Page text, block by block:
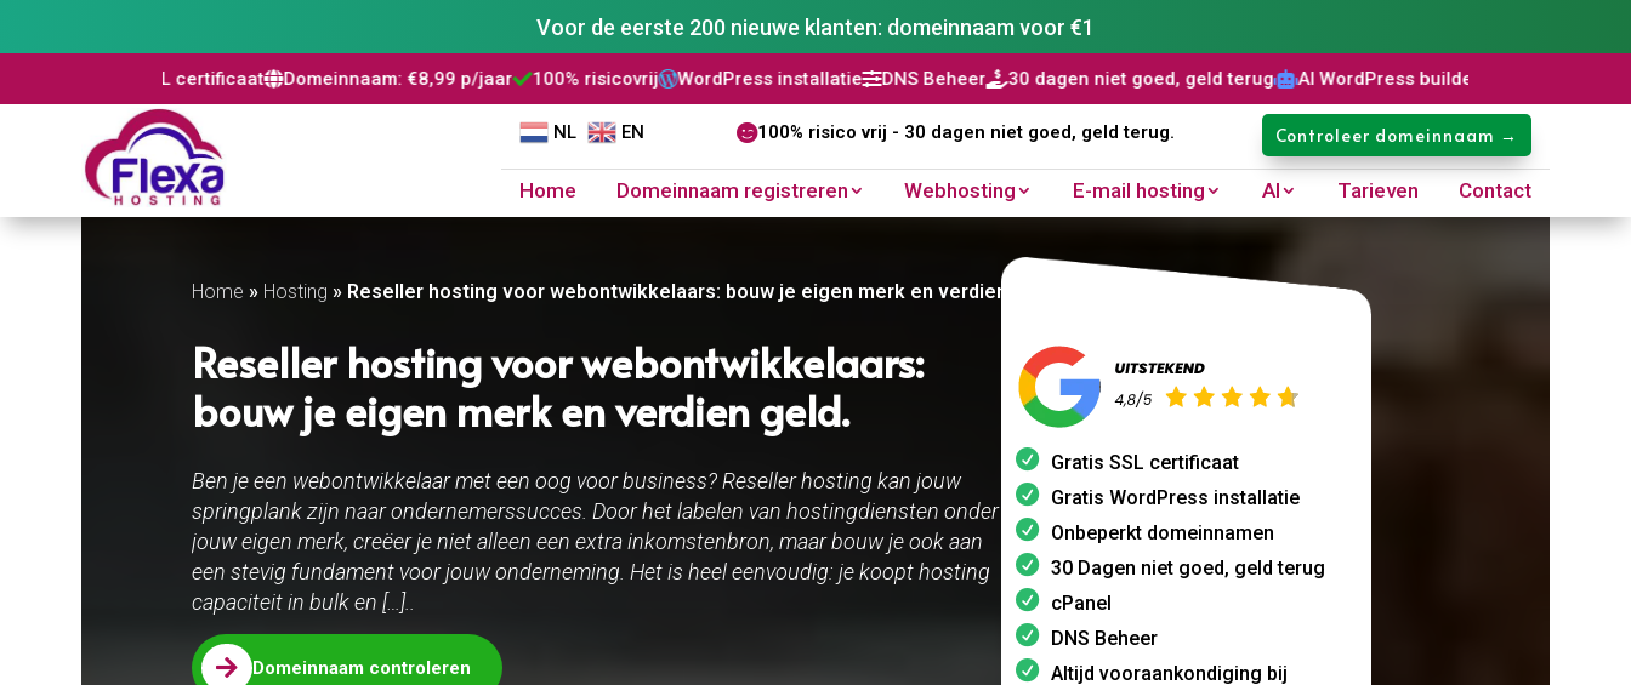
Voor de eerste 200 nieuwe klanten: domeinnaam voor €1
 Domeinnaam: €8,99 p/jaar 100% risicovrijWordPress installatieDNS Beheer30 dagen niet goed, geld terugAI WordPress builderGratis SSL certificaat
NL EN 100% risico vrij - 30 dagen niet goed, geld terug. Controleer domeinnaam →
Home Domeinnaam registreren Webhosting E-mail hosting AI Tarieven Contact
Home » Hosting » Reseller hosting voor webontwikkelaars: bouw je eigen merk en verdien geld.​
Reseller hosting voor webontwikkelaars:
bouw je eigen merk en verdien geld.​
Ben je een webontwikkelaar met een oog voor business? Reseller hosting kan jouw
springplank zijn naar ondernemerssucces. Door het labelen van hostingdiensten onder
jouw eigen merk, creëer je niet alleen een extra inkomstenbron, maar bouw je ook aan
een stevig fundament voor jouw onderneming. Het is heel eenvoudig: je koopt hosting
capaciteit in bulk en […]..
 Domeinnaam controleren
Gratis SSL certificaat
Gratis WordPress installatie
Onbeperkt domeinnamen
30 Dagen niet goed, geld terug
cPanel
DNS Beheer
Altijd vooraankondiging bij